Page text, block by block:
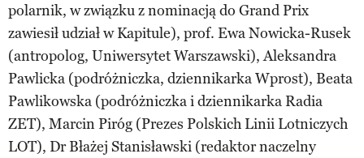
polarnik, w związku z nominacją do Grand Prix
zawiesił udział w Kapitule), prof. Ewa Nowicka-Rusek
(antropolog, Uniwersytet Warszawski), Aleksandra
Pawlicka (podróżniczka, dziennikarka Wprost), Beata
Pawlikowska (podróżniczka i dziennikarka Radia
ZET), Marcin Piróg (Prezes Polskich Linii Lotniczych
LOT), Dr Błażej Stanisławski (redaktor naczelny